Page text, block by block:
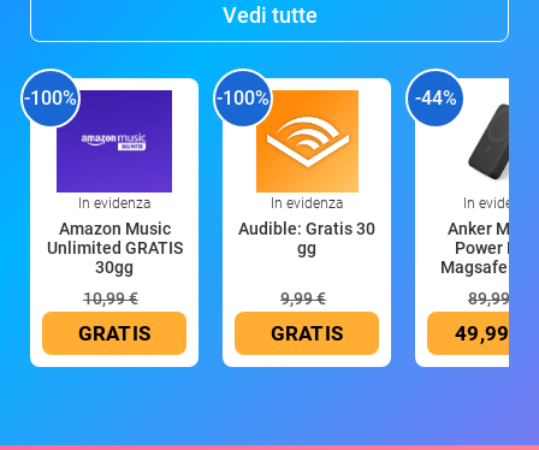
Vedi tutte
-100%
In evidenza
Amazon Music
Unlimited GRATIS
30gg
10,99 €
GRATIS
-100%
In evidenza
Audible: Gratis 30
gg
9,99 €
GRATIS
-44%
In evidenza
Anker
Power
Magsafe
89,99 €
49,99 €